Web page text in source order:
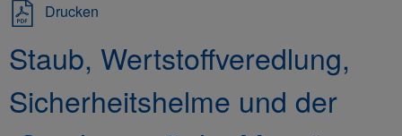
Drucken
Staub, Wertstoffveredlung,
Sicherheitshelme und der